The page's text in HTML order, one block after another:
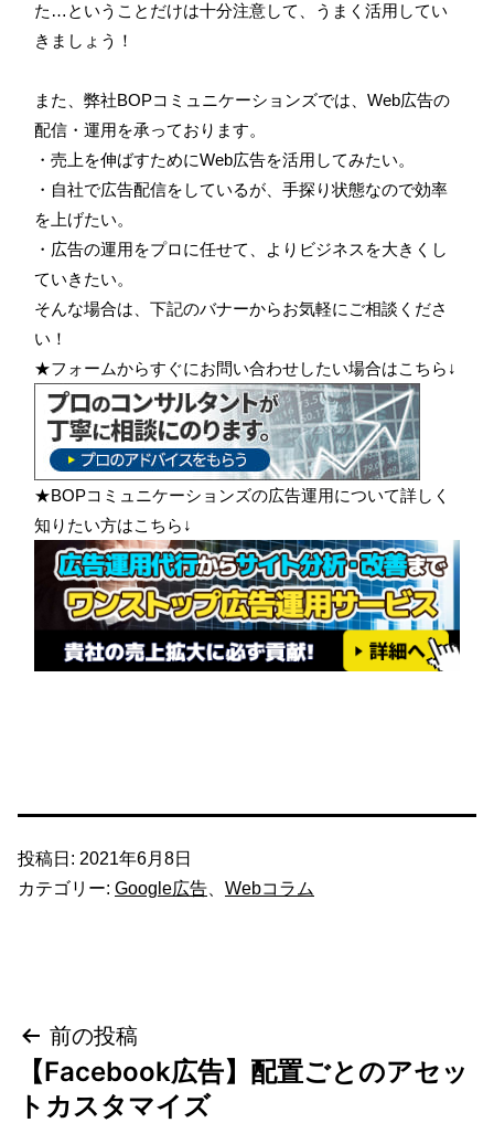
た…ということだけは十分注意して、うまく活用してい
きましょう！
また、弊社BOPコミュニケーションズでは、Web広告の
配信・運用を承っております。
・売上を伸ばすためにWeb広告を活用してみたい。
・自社で広告配信をしているが、手探り状態なので効率
を上げたい。
・広告の運用をプロに任せて、よりビジネスを大きくし
ていきたい。
そんな場合は、下記のバナーからお気軽にご相談くださ
い！
★フォームからすぐにお問い合わせしたい場合はこちら↓
★BOPコミュニケーションズの広告運用について詳しく
知りたい方はこちら↓
投稿日: 2021年6月8日
カテゴリー: Google広告 Webコラム
投
稿
前の投稿
【Facebook広告】配置ごとのアセッ
トカスタマイズ